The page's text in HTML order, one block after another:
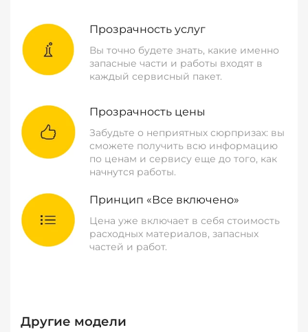
Прозрачность услуг
Вы точно будете знать, какие именно
запасные части и работы входят в
каждый сервисный пакет.
Прозрачность цены
Забудьте о неприятных сюрпризах: вы
сможете получить всю информацию
по ценам и сервису еще до того, как
начнутся работы.
Принцип «Все включено»
Цена уже включает в себя стоимость
расходных материалов, запасных
частей и работ.
Другие модели